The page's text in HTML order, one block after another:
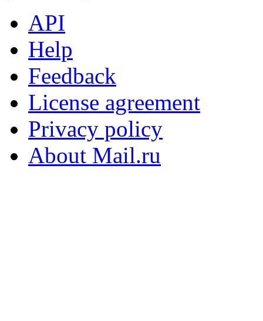
API
Help
Feedback
License agreement
Privacy policy
About Mail.ru